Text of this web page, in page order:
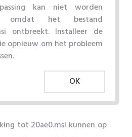
kan niet worden
omdat het bestand
ontbreekt. Installeer de
opnieuw om het probleem
OK
tot 20ae0.msi kunnen op